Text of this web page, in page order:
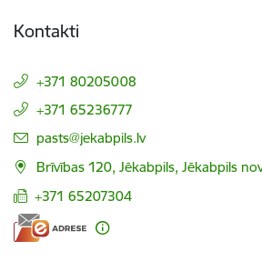
Kontakti
+371 80205008
+371 65236777
E-pasts:
pasts@jekabpils.lv
Brīvības 120, Jēkabpils, Jēkabpils
+371 65207304